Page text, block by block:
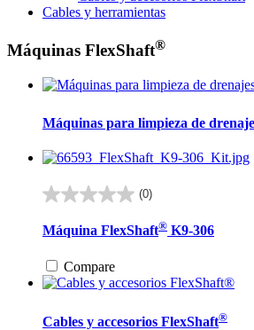
Cables y herramientas
Máquinas FlexShaft®
Máquinas para limpieza de
(0)
0.0
5
Máquina FlexShaft® K9-306
Compare
Cables y accesorios FlexShaft®